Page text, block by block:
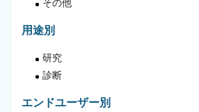
その他
用途別
研究
診断
エンドユーザー別